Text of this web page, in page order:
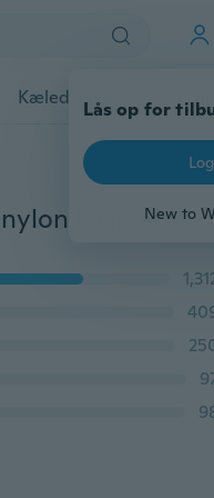
Lås op for
New to
Kæledyrstilbehør
Transportabel rejsetaske Multifunktionel vandtæt nylon kosmetiktaske Makeup-taske